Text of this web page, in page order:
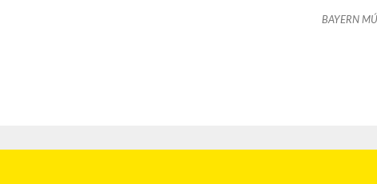
BAYERN